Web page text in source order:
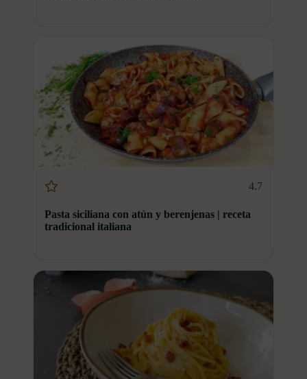
4.7
Pasta siciliana con atún y berenjenas | receta
tradicional italiana